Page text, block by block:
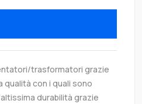
trasformatori grazie
qualità con i quali sono
durabilità grazie